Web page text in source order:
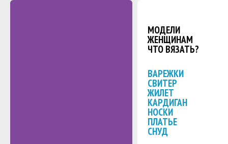
МОДЕЛИ
ЖЕНЩИНАМ
ЧТО ВЯЗАТЬ?
ВАРЕЖКИ
СВИТЕР
ЖИЛЕТ
КАРДИГАН
НОСКИ
ПЛАТЬЕ
СНУД